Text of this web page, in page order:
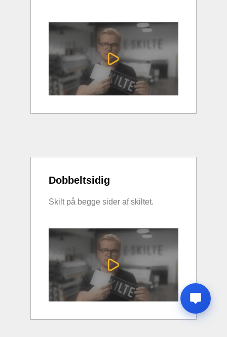
Dobbeltsidig
Skilt på begge sider af skiltet.